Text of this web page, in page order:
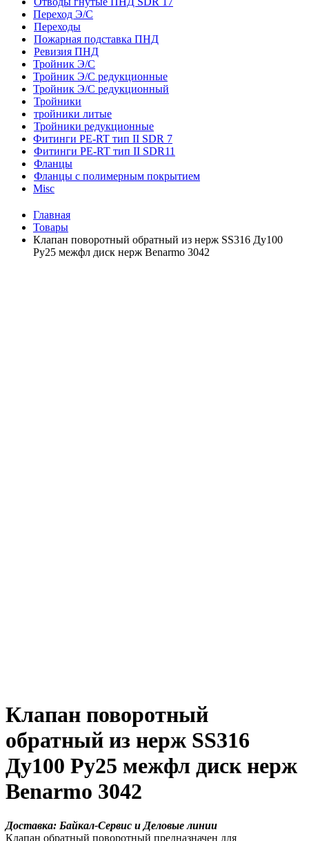
Переход Э/С
Переходы
Пожарная подставка ПНД
Ревизия ПНД
Тройник Э/С
Тройник Э/С редукционные
Тройник Э/С редукционный
Тройники
тройники литые
Тройники редукционные
Фитинги PE-RT тип II SDR 7
Фитинги PE-RT тип II SDR11
Фланцы
Фланцы с полимерным покрытием
Misc
Главная
Товары
Клапан поворотный обратный из нерж SS316 Ду100
Ру25 межфл диск нерж Benarmo 3042
Клапан поворотный
обратный из нерж SS316
Ду100 Ру25 межфл диск нерж
Benarmo 3042
Доставка: Байкал-Сервис и Деловые линии
Клапан обратный поворотный предназначен для